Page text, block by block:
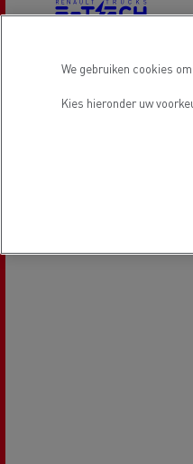
We gebruiken cookies
Kies hieronder uw